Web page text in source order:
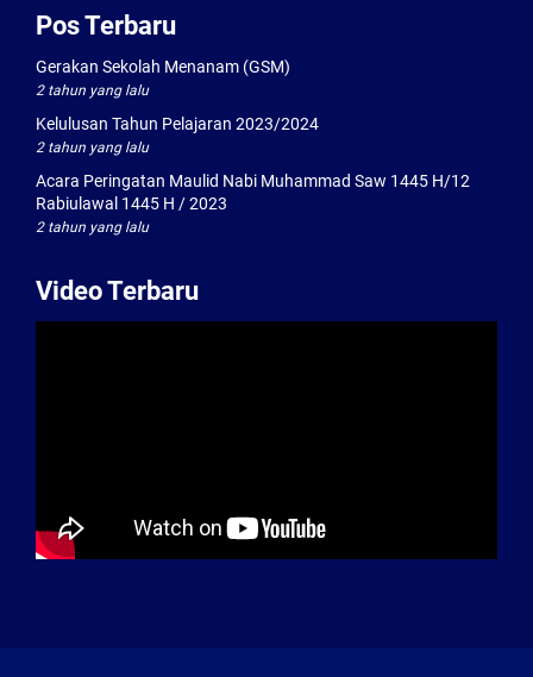
Pos Terbaru
Gerakan Sekolah Menanam (GSM)
2 tahun yang lalu
Kelulusan Tahun Pelajaran 2023/2024
2 tahun yang lalu
Acara Peringatan Maulid Nabi Muhammad Saw 1445 H/12
Rabiulawal 1445 H / 2023
2 tahun yang lalu
Video Terbaru